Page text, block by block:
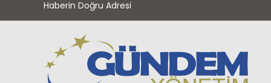
Haberin Doğru Adresi